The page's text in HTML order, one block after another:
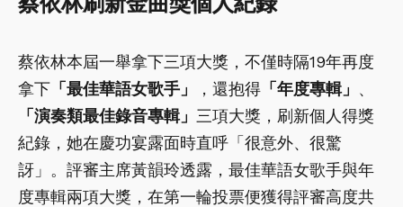
蔡依林本屆一舉拿下三項大獎，不僅時隔19年再度
拿下 「最佳華語女歌手」 ，還抱得 「年度專輯」 、
「演奏類最佳錄音專輯」 三項大獎，刷新個人得獎
紀錄，她在慶功宴露面時直呼「很意外、很驚
訝」。評審主席黃韻玲透露，最佳華語女歌手與年
度專輯兩項大獎，在第一輪投票便獲得評審高度共